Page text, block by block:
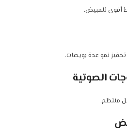
أقوى للمبيض.
نمو عدة بويضات.
الصوتية
منتظم.